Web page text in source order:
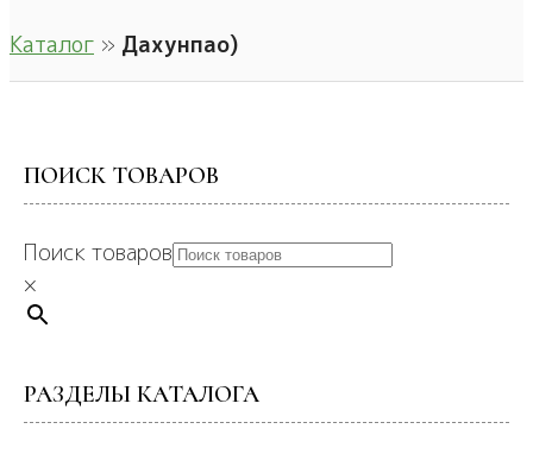
Каталог » Дахунпао)
ПОИСК ТОВАРОВ
Поиск товаров
×
РАЗДЕЛЫ КАТАЛОГА